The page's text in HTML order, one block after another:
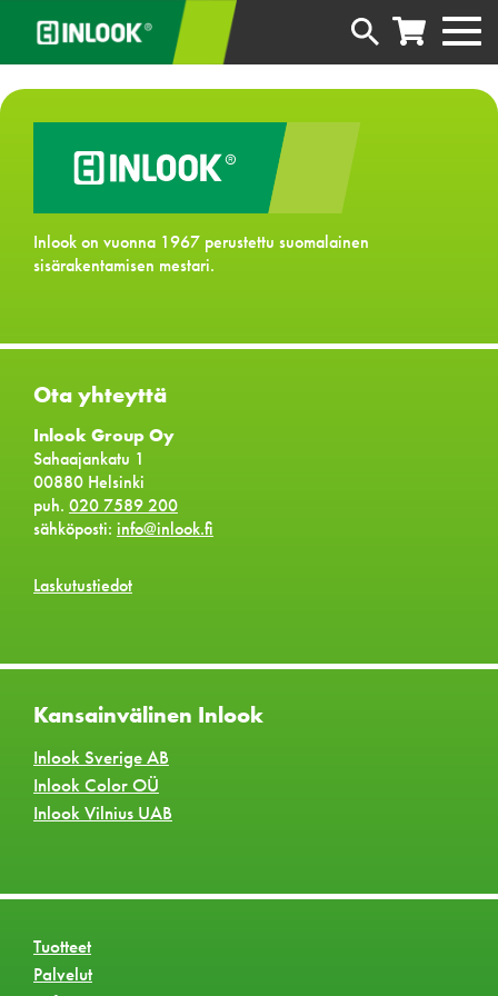
Inlook on vuonna 1967 perustettu suomalainen
sisärakentamisen mestari.
Ota yhteyttä
Inlook Group Oy
Sahaajankatu 1
00880 Helsinki
puh. 020 7589 200
sähköposti: info@inlook.fi
Laskutustiedot
Kansainvälinen Inlook
Inlook Sverige AB
Inlook Color OÜ
Inlook Vilnius UAB
Tuotteet
Palvelut